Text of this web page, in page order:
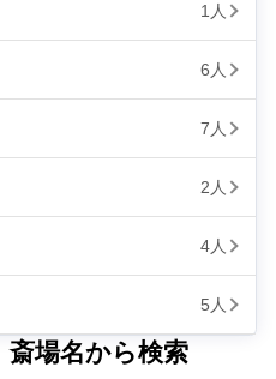
1人
6人
7人
2人
4人
5人
斎場名から検索